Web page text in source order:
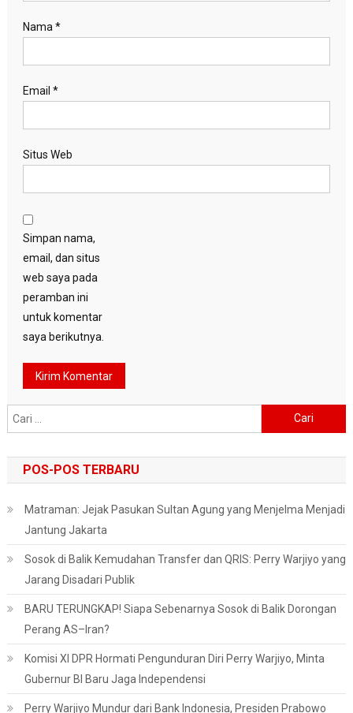
Nama *
Email *
Situs Web
Simpan nama,
email, dan situs
web saya pada
peramban ini
untuk komentar
saya berikutnya.
untuk:
POS-POS TERBARU
Matraman: Jejak Pasukan Sultan Agung yang Menjelma Menjadi
Jantung Jakarta
Sosok di Balik Kemudahan Transfer dan QRIS: Perry Warjiyo yang
Jarang Disadari Publik
BARU TERUNGKAP! Siapa Sebenarnya Sosok di Balik Dorongan
Perang AS–Iran?
Komisi XI DPR Hormati Pengunduran Diri Perry Warjiyo, Minta
Gubernur BI Baru Jaga Independensi
Perry Warjiyo Mundur dari Bank Indonesia, Presiden Prabowo